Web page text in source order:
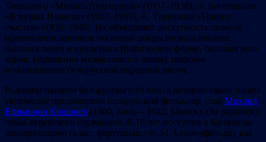
Тикоцкого «Михась Подгорный» (1937–1938), А. Богатырёва
«В пущах Полесья» (1937–1939), А. Туренкова «Цветок
счастья» (1936–1940). Их объединяет доступность сюжета,
преломление канонов песенной оперы (использование
сольных песен в куплетно-строфической форме, большая роль
хоров, упрощение музыкального языка), широкое
использование белорусской народной песни.
Родоначальником белорусского балета, в котором также нашёл
творческое преломление белорусский фольклор, стал Михаил
Ефимович Крошнер (1900, Киев – 1942, Минск). Он родился в
семье еврейского служащего. В 18 лет поступил в Киевскую
консерваторию (класс фортепиано Ф. М. Блуменфельда), как